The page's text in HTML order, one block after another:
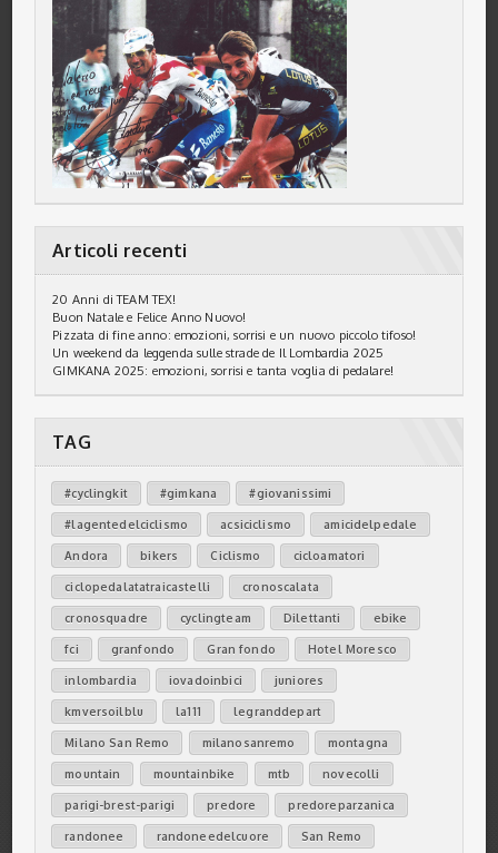
Articoli recenti
20 Anni di TEAM TEX!
Buon Natale e Felice Anno Nuovo!
Pizzata di fine anno: emozioni, sorrisi e un nuovo piccolo tifoso!
Un weekend da leggenda sulle strade de Il Lombardia 2025
GIMKANA 2025: emozioni, sorrisi e tanta voglia di pedalare!
TAG
#cyclingkit #gimkana #giovanissimi
#lagentedelciclismo acsiciclismo amicidelpedale
Andora bikers Ciclismo cicloamatori
ciclopedalatatraicastelli cronoscalata
cronosquadre cyclingteam Dilettanti ebike
fci granfondo Gran fondo Hotel Moresco
inlombardia iovadoinbici juniores
kmversoilblu la111 legranddepart
Milano San Remo milanosanremo montagna
mountain mountainbike mtb novecolli
parigi-brest-parigi predore predoreparzanica
randonee randoneedelcuore San Remo